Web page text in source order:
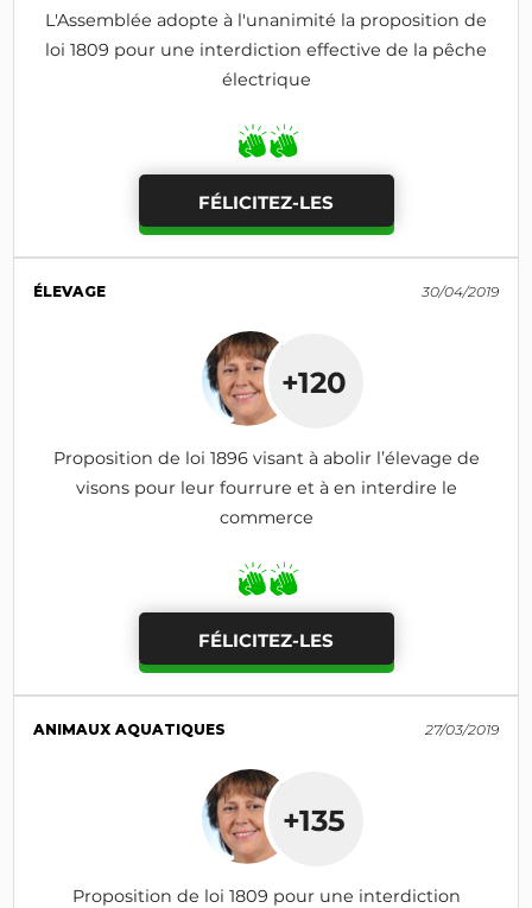
L'Assemblée adopte à l'unanimité la proposition de
loi 1809 pour une interdiction effective de la pêche
électrique
FÉLICITEZ-LES
ÉLEVAGE 30/04/2019
+120
Proposition de loi 1896 visant à abolir l’élevage de
visons pour leur fourrure et à en interdire le
commerce
FÉLICITEZ-LES
ANIMAUX AQUATIQUES 27/03/2019
+135
Proposition de loi 1809 pour une interdiction